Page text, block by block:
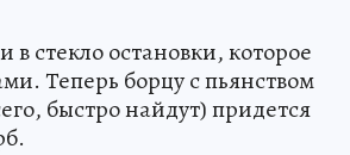
в стекло остановки, которое
Теперь борцу с пьянством
быстро найдут) придется